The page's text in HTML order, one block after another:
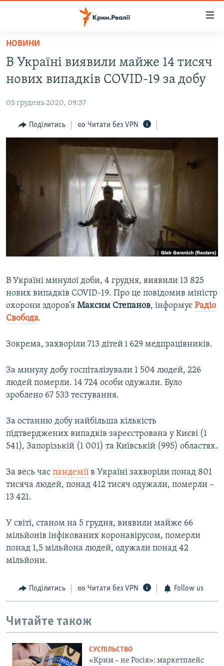
Перейти
основного
матеріалу
до
навігації
Перейти
ВОДА.КРИМ
ПОЛІТИКА
БЛОГИ
СПЕЦПРОЕКТИ
ВІДЕОУРОКИ «ELIFBE»
СВІДЧЕННЯ ОКУПАЦІЇ
ІНФОГРАФІКА
ЯК ОБІЙТИ БЛОКУВАННЯ
Русский
Qırımtatar
ДОЛУЧАЙСЯ!
НОВИНИ
В Україні виявили майже 14 тисяч
нових випадків COVID-19 за добу
05 грудень 2020, 09:37
Поділитись Читати без VPN
В Україні минулої доби, 4 грудня, виявили 13 825
нових випадків COVID-19. Про це повідомив міністр
охорони здоров’я Максим Степанов, інформує Радіо
Свобода.
Зокрема, захворіли 713 дітей і 629 медпрацівників.
За минулу добу госпіталізували 1 504 людей, 226
людей померли. 14 724 особи одужали. Було
зроблено 67 533 тестування.
За останню добу найбільша кількість
підтверджених випадків зареєстрована у Києві (1
541), Запорізькій (1 001) та Київській (995) областях.
За весь час пандемії в Україні захворіли понад 801
тисяча людей, понад 412 тисяч одужали, померли –
13 421.
У світі, станом на 5 грудня, виявили майже 66
мільйонів інфікованих коронавірусом, померли
понад 1,5 мільйона людей, одужали понад 42
мільйони.
Поділитись Читати без VPN Follow us
Читайте також
СУСПІЛЬСТВО
«Крим – не Росія»: маркетплейс